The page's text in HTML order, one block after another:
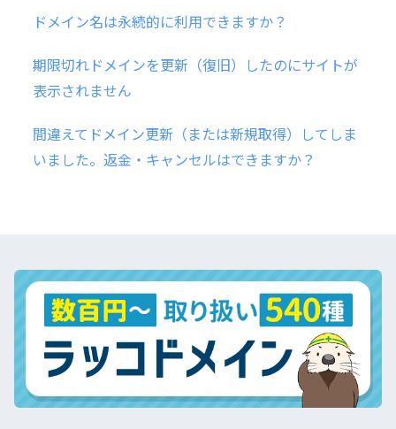
ドメイン名は永続的に利用できますか？
期限切れドメインを更新（復旧）したのにサイトが
表示されません
間違えてドメイン更新（または新規取得）してしま
いました。返金・キャンセルはできますか？